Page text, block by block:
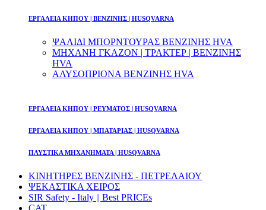
ΕΡΓΑΛΕΙΑ ΚΗΠΟΥ | ΒΕΝΖΙΝΗΣ | HUSQVARNA
ΨΑΛΙΔΙ ΜΠΟΡΝΤΟΥΡΑΣ ΒΕΝΖΙΝΗΣ HVA
ΜΗΧΑΝΗ ΓΚΑΖΟΝ | ΤΡΑΚΤΕΡ | ΒΕΝΖΙΝΗΣ
HVA
ΑΛΥΣΟΠΡΙΟΝΑ ΒΕΝΖΙΝΗΣ HVA
ΕΡΓΑΛΕΙΑ ΚΗΠΟΥ | ΡΕΥΜΑΤΟΣ | HUSQVARNA
ΕΡΓΑΛΕΙΑ ΚΗΠΟΥ | ΜΠΑΤΑΡΙΑΣ | HUSQVARNA
ΠΛΥΣΤΙΚΑ ΜΗΧΑΝΗΜΑΤΑ | HUSQVARNA
ΚΙΝΗΤΗΡΕΣ ΒΕΝΖΙΝΗΣ - ΠΕΤΡΕΛΑΙΟΥ
ΨΕΚΑΣΤΙΚΑ ΧΕΙΡΟΣ
SIR Safety - Italy || Best PRICEs
CAT